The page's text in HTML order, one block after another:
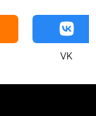
VK